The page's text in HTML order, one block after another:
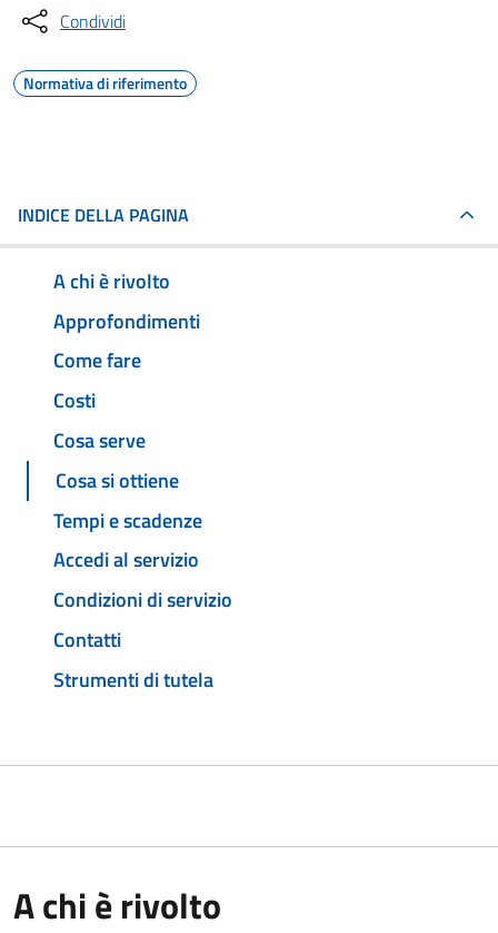
Condividi
Normativa di riferimento
INDICE DELLA PAGINA
A chi è rivolto
Approfondimenti
Come fare
Costi
Cosa serve
Cosa si ottiene
Tempi e scadenze
Accedi al servizio
Condizioni di servizio
Contatti
Strumenti di tutela
A chi è rivolto